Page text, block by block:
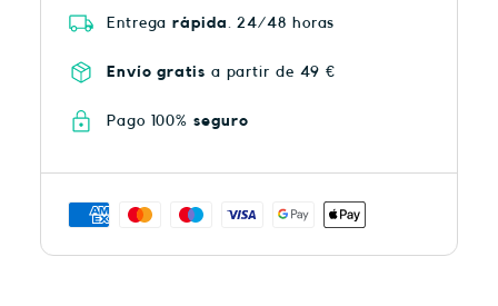
Entregarápida . 24/48 horas
Envío gratis a partir de 49 €
Pago 100% seguro